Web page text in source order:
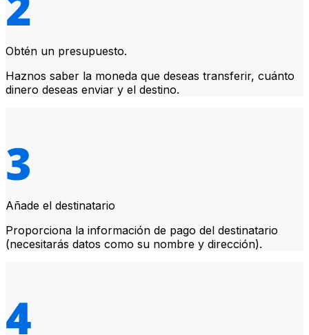
Obtén un presupuesto.
Haznos saber la moneda que deseas transferir, cuánto
dinero deseas enviar y el destino.
Añade el destinatario
Proporciona la información de pago del destinatario
(necesitarás datos como su nombre y dirección).